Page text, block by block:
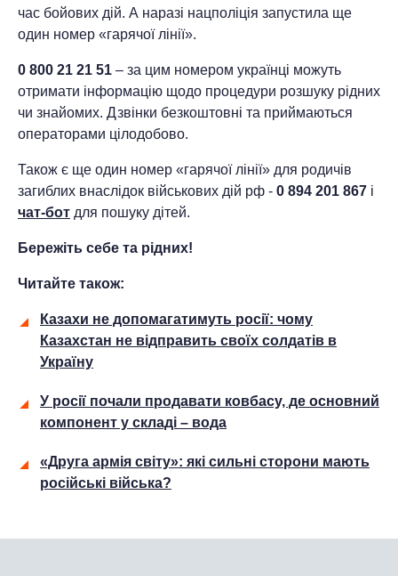
час бойових дій. А наразі нацполіція запустила ще
один номер «гарячої лінії».
0 800 21 21 51 – за цим номером українці можуть
отримати інформацію щодо процедури розшуку рідних
чи знайомих. Дзвінки безкоштовні та приймаються
операторами цілодобово.
Також є ще один номер «гарячої лінії» для родичів
загиблих внаслідок військових дій рф - 0 894 201 867 і
чат-бот для пошуку дітей.
Бережіть себе та рідних!
Читайте також:
Казахи не допомагатимуть росії: чому
Казахстан не відправить своїх солдатів в
Україну
У росії почали продавати ковбасу, де основний
компонент у складі – вода
«Друга армія світу»: які сильні сторони мають
російські війська?